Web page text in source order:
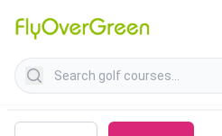
Search golf courses